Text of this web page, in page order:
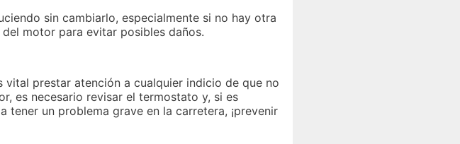
sin cambiarlo, especialmente si no hay otra
motor para evitar posibles daños.
prestar atención a cualquier indicio de que no
es necesario revisar el termostato y, si es
un problema grave en la carretera, ¡prevenir